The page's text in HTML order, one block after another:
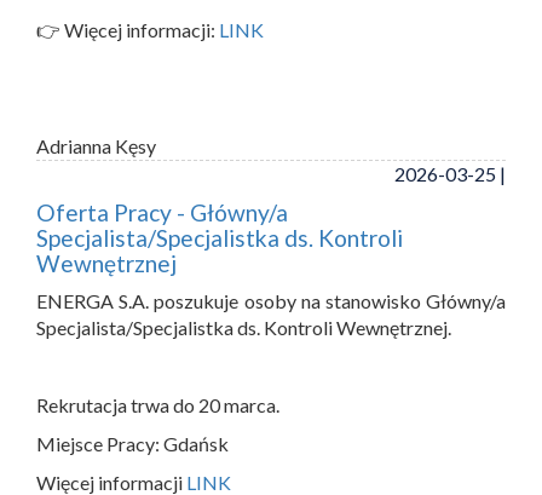
👉 Więcej informacji: LINK
Adrianna Kęsy
2026-03-25 |
Oferta Pracy - Główny/a
Specjalista/Specjalistka ds. Kontroli
Wewnętrznej
ENERGA S.A. poszukuje osoby na stanowisko Główny/a
Specjalista/Specjalistka ds. Kontroli Wewnętrznej.
Rekrutacja trwa do 20 marca.
Miejsce Pracy: Gdańsk
Więcej informacji LINK